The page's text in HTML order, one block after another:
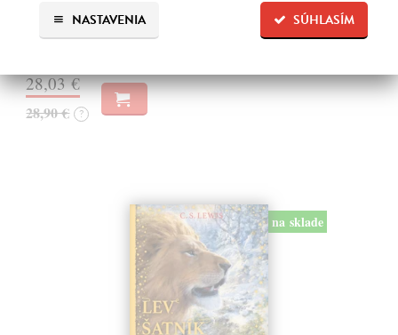
SÚHLASÍM
NASTAVENIA
Alica je zvedavá mačka, ktorá býva so zvedavým Andrejom. Obaja sú
fascinovaní ríšou hmyzu.
28,03 €
28,90 € ?
na sklade